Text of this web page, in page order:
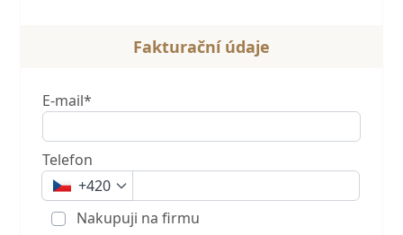
Fakturační údaje
E-mail*
Telefon
+420
Nakupuji na firmu